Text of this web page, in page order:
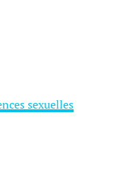
sexuelles